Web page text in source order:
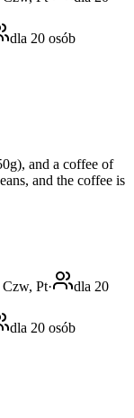
dla 20 osób
and a coffee of
and the coffee is
Pt·
dla 20
dla 20 osób